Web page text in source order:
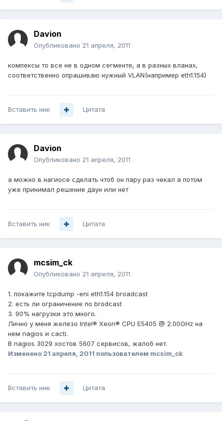
Davion
Опубликовано 21 апреля, 2011
компексы то все не в одном сегменте, а в разных вланах,
соответственно опрашиваю нужный VLAN(например eth1.154)
Вставить ник Цитата
Davion
Опубликовано 21 апреля, 2011
а можно в нагиосе сделать чтоб он пару раз чекал а потом
уже принимал решение даун или нет
Вставить ник Цитата
mcsim_ck
Опубликовано 21 апреля, 2011
1. покажите tcpdump -eni eth1.154 broadcast
2. есть ли ограничение по brodcast
3. 90% нагрузки это много.
Лично у меня железо Intel® Xeon® CPU E5405 @ 2.00GHz на
нем nagios и cacti.
В nagios 3029 хостов 5607 сервисов, жалоб нет.
Изменено 21 апреля, 2011 пользователем mcsim_ck
Вставить ник Цитата